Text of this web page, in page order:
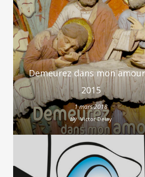
Demeurez dans mon
2015
1 mars 2018
By Victor Delay